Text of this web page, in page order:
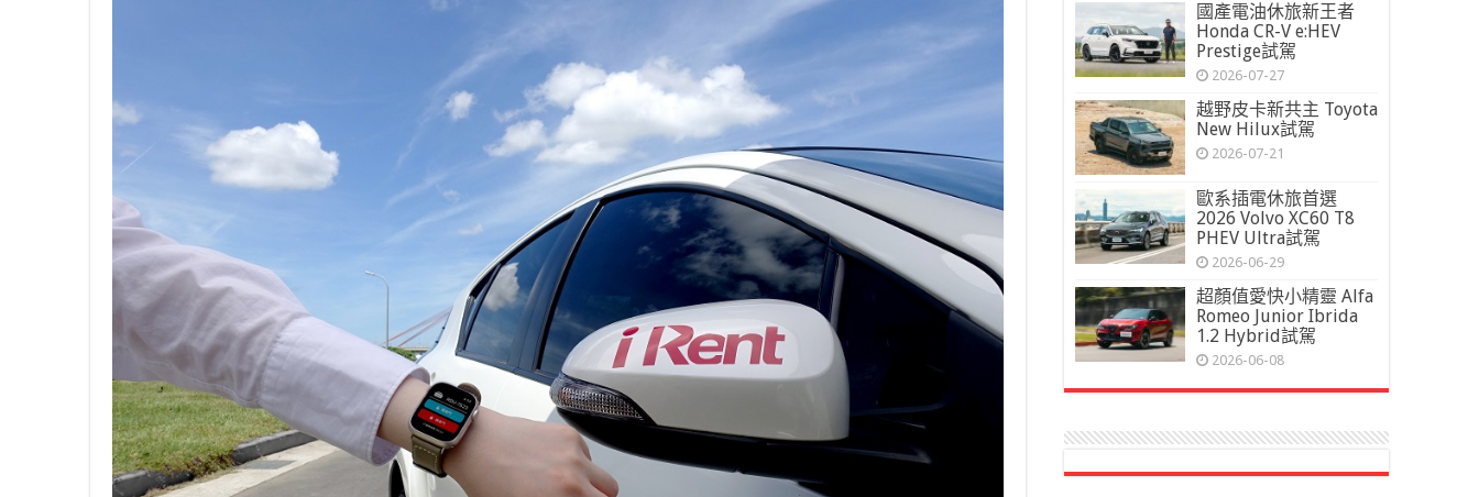
國產電油休旅新王者
Honda CR-V e:HEV
Prestige試駕
2026-07-27
越野皮卡新共主 Toyota
New Hilux試駕
2026-07-21
歐系插電休旅首選
2026 Volvo XC60 T8
PHEV Ultra試駕
2026-06-29
超顏值愛快小精靈 Alfa
Romeo Junior Ibrida
1.2 Hybrid試駕
2026-06-08